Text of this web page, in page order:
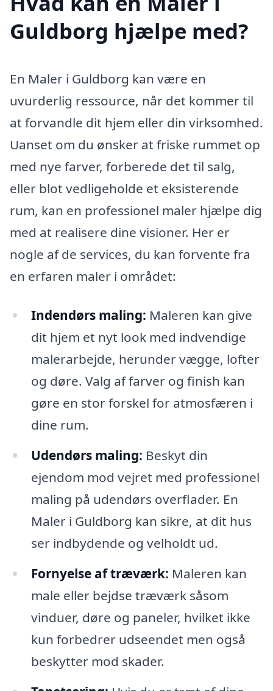
Guldborg hjælpe med?
En Maler i Guldborg kan være en
uvurderlig ressource, når det kommer til
at forvandle dit hjem eller din virksomhed.
Uanset om du ønsker at friske rummet op
med nye farver, forberede det til salg,
eller blot vedligeholde et eksisterende
rum, kan en professionel maler hjælpe dig
med at realisere dine visioner. Her er
nogle af de services, du kan forvente fra
en erfaren maler i området:
Indendørs maling: Maleren kan give
dit hjem et nyt look med indvendige
malerarbejde, herunder vægge, lofter
og døre. Valg af farver og finish kan
gøre en stor forskel for atmosfæren i
dine rum.
Udendørs maling: Beskyt din
ejendom mod vejret med professionel
maling på udendørs overflader. En
Maler i Guldborg kan sikre, at dit hus
ser indbydende og velholdt ud.
Fornyelse af træværk: Maleren kan
male eller bejdse træværk såsom
vinduer, døre og paneler, hvilket ikke
kun forbedrer udseendet men også
beskytter mod skader.